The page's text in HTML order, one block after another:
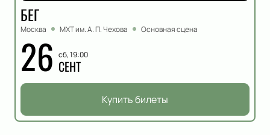
БЕГ
Москва МХТ им. А. П. Чехова Основная сцена
26 сб, 19:00
СЕНТ
Купить билеты